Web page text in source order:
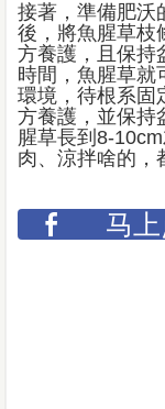
接著，準備肥沃
後，將魚腥草枝
方養護，且保持
時間，魚腥草就
環境，待根系固
方養護，並保持
腥草長到8-
肉、涼拌啥的，
马